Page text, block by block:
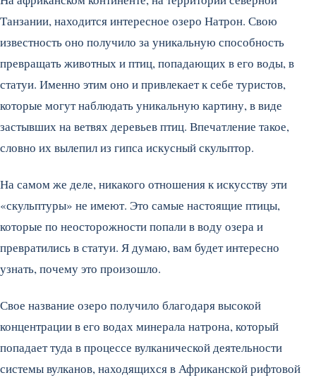
Танзании, находится интересное озеро Натрон. Свою
известность оно получило за уникальную способность
превращать животных и птиц, попадающих в его воды, в
статуи. Именно этим оно и привлекает к себе туристов,
которые могут наблюдать уникальную картину, в виде
застывших на ветвях деревьев птиц. Впечатление такое,
словно их вылепил из гипса искусный скульптор.
На самом же деле, никакого отношения к искусству эти
«скульптуры» не имеют. Это самые настоящие птицы,
которые по неосторожности попали в воду озера и
превратились в статуи. Я думаю, вам будет интересно
узнать, почему это произошло.
Свое название озеро получило благодаря высокой
концентрации в его водах минерала натрона, который
попадает туда в процессе вулканической деятельности
системы вулканов, находящихся в Африканской рифтовой